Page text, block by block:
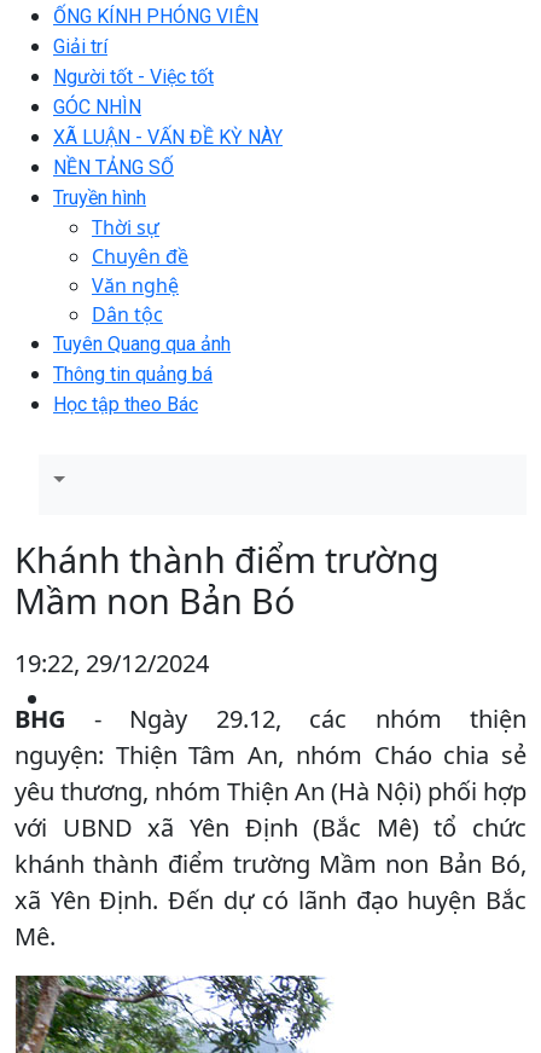
ỐNG KÍNH PHÓNG VIÊN
Giải trí
Người tốt - Việc tốt
GÓC NHÌN
XÃ LUẬN - VẤN ĐỀ KỲ NÀY
NỀN TẢNG SỐ
Truyền hình
Thời sự
Chuyên đề
Văn nghệ
Dân tộc
Tuyên Quang qua ảnh
Thông tin quảng bá
Học tập theo Bác
Khánh thành điểm trường
Mầm non Bản Bó
19:22, 29/12/2024
BHG - Ngày 29.12, các nhóm thiện
nguyện: Thiện Tâm An, nhóm Cháo chia sẻ
yêu thương, nhóm Thiện An (Hà Nội) phối hợp
với UBND xã Yên Định (Bắc Mê) tổ chức
khánh thành điểm trường Mầm non Bản Bó,
xã Yên Định. Đến dự có lãnh đạo huyện Bắc
Mê.